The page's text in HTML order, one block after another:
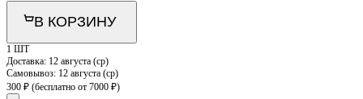
В КОРЗИНУ
1 ШТ
Доставка: 12 августа (ср)
Самовывоз: 12 августа (ср)
300 ₽ (бесплатно от 7000 ₽)